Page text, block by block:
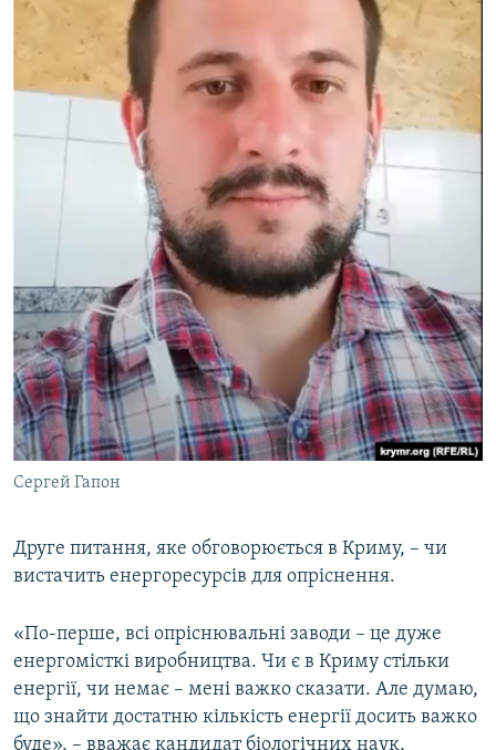
Сергей Гапон
Друге питання, яке обговорюється в Криму, – чи
вистачить енергоресурсів для опріснення.
«По-перше, всі опріснювальні заводи – це дуже
енергомісткі виробництва. Чи є в Криму стільки
енергії, чи немає – мені важко сказати. Але думаю,
що знайти достатню кількість енергії досить важко
буде», – вважає кандидат біологічних наук,